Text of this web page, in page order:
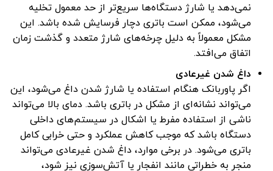
نمی‌دهد یا شارژ دستگاه‌ها سریع‌تر از حد معمول تخلیه
می‌شود، ممکن است باتری دچار فرسایش شده باشد. این
مشکل معمولاً به دلیل چرخه‌های شارژ متعدد و گذشت زمان
اتفاق می‌افتد.
داغ شدن غیرعادی
اگر پاوربانک هنگام استفاده یا شارژ شدن داغ می‌شود، این
می‌تواند نشانه‌ای از مشکل در باتری باشد. دمای بالا می‌تواند
ناشی از استفاده مفرط یا اشکال در سیستم‌های داخلی
دستگاه باشد که موجب کاهش عملکرد و حتی خرابی کامل
باتری می‌شود. در برخی موارد، داغ شدن غیرعادی می‌تواند
منجر به خطراتی مانند انفجار یا آتش‌سوزی نیز شود،